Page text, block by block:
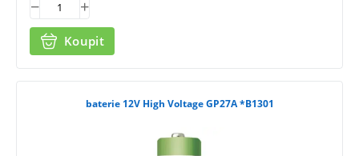
Koupit
baterie 12V High Voltage GP27A *B1301